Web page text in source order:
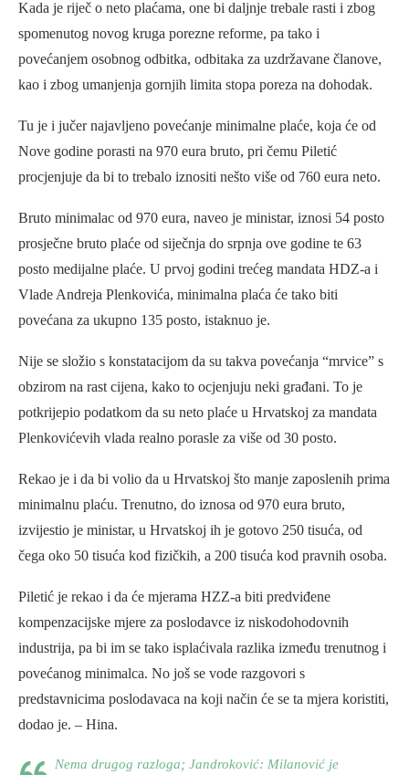
Kada je riječ o neto plaćama, one bi daljnje trebale rasti i zbog
spomenutog novog kruga porezne reforme, pa tako i
povećanjem osobnog odbitka, odbitaka za uzdržavane članove,
kao i zbog umanjenja gornjih limita stopa poreza na dohodak.
Tu je i jučer najavljeno povećanje minimalne plaće, koja će od
Nove godine porasti na 970 eura bruto, pri čemu Piletić
procjenjuje da bi to trebalo iznositi nešto više od 760 eura neto.
Bruto minimalac od 970 eura, naveo je ministar, iznosi 54 posto
prosječne bruto plaće od siječnja do srpnja ove godine te 63
posto medijalne plaće. U prvoj godini trećeg mandata HDZ-a i
Vlade Andreja Plenkovića, minimalna plaća će tako biti
povećana za ukupno 135 posto, istaknuo je.
Nije se složio s konstatacijom da su takva povećanja “mrvice” s
obzirom na rast cijena, kako to ocjenjuju neki građani. To je
potkrijepio podatkom da su neto plaće u Hrvatskoj za mandata
Plenkovićevih vlada realno porasle za više od 30 posto.
Rekao je i da bi volio da u Hrvatskoj što manje zaposlenih prima
minimalnu plaću. Trenutno, do iznosa od 970 eura bruto,
izvijestio je ministar, u Hrvatskoj ih je gotovo 250 tisuća, od
čega oko 50 tisuća kod fizičkih, a 200 tisuća kod pravnih osoba.
Piletić je rekao i da će mjerama HZZ-a biti predviđene
kompenzacijske mjere za poslodavce iz niskodohodovnih
industrija, pa bi im se tako isplaćivala razlika između trenutnog i
povećanog minimalca. No još se vode razgovori s
predstavnicima poslodavaca na koji način će se ta mjera koristiti,
dodao je. – Hina.
Nema drugog razloga; Jandroković: Milanović je